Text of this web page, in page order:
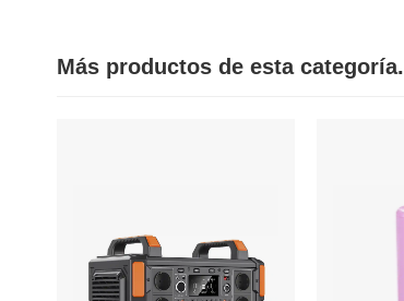
Más productos de esta categoría.